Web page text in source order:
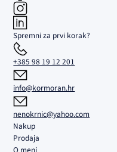
Spremni za prvi korak?
+385 98 19 12 201
info@kormoran.hr
nenokrnic@yahoo.com
Nakup
Prodaja